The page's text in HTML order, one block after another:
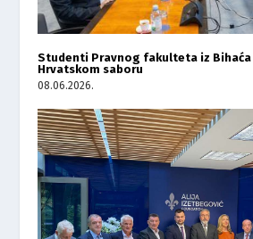
Studenti Pravnog fakulteta iz
Hrvatskom saboru
08.06.2026.